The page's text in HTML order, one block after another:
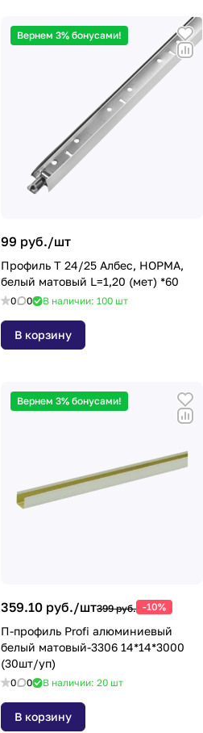
Вернем 3% бонусами!
99 руб./шт
Профиль Т 24/25 Албес, НОРМА,
белый матовый L=1,20 (мет) *60
0 0 В наличии: 100 шт
В корзину
Вернем 3% бонусами!
359.10 руб./шт399 руб. -10%
П-профиль Profi алюминиевый
белый матовый-3306 14*14*3000
(30шт/уп)
0 0 В наличии: 20 шт
В корзину